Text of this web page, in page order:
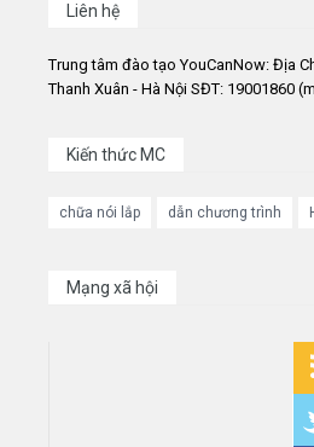
Liên hệ
Trung tâm đào tạo YouCanNow: Địa
Thanh Xuân - Hà Nội SĐT: 19001860
Kiến thức MC
chữa nói lắp dẫn chương trình
Mạng xã hội